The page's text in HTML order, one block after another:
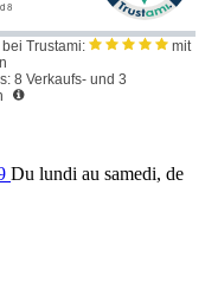
Trustami:
mit
8 Verkaufs- und 3
Du lundi au samedi, de